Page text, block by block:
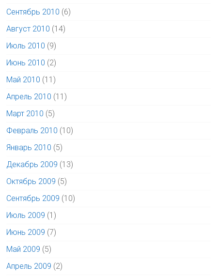
Сентябрь 2010 (6)
Август 2010 (14)
Июль 2010 (9)
Июнь 2010 (2)
Май 2010 (11)
Апрель 2010 (11)
Март 2010 (5)
Февраль 2010 (10)
Январь 2010 (5)
Декабрь 2009 (13)
Октябрь 2009 (5)
Сентябрь 2009 (10)
Июль 2009 (1)
Июнь 2009 (7)
Май 2009 (5)
Апрель 2009 (2)